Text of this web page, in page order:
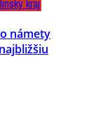
kraj
námety